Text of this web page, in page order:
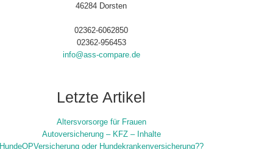
46284 Dorsten
02362-6062850
02362-956453
info@ass-compare.de
Letzte Artikel
Altersvorsorge für Frauen
Autoversicherung – KFZ – Inhalte
HundeOPVersicherung oder Hundekrankenversicherung??